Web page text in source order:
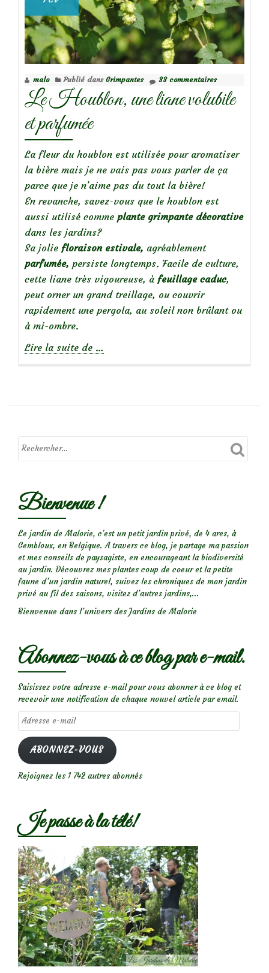
malo Publié dans Grimpantes 33 commentaires
Le Houblon, une liane volubile
et parfumée
La fleur du houblon est utilisée pour aromatiser
la bière mais je ne vais pas vous parler de ça
parce que je n’aime pas du tout la bière!
En revanche, savez-vous que le houblon est
aussi utilisé comme plante grimpante décorative
dans les jardins?
Sa jolie floraison estivale, agréablement
parfumée, persiste longtemps. Facile de culture,
cette liane très vigoureuse, à feuillage caduc,
peut orner un grand treillage, ou couvrir
rapidement une pergola, au soleil non brûlant ou
à mi-ombre.
Lire la suite de
une
volubile
…
Bienvenue !
Le jardin de Malorie, c'est un petit jardin privé, de 4 ares, à
Gembloux, en Belgique. A travers ce blog, je partage ma passion
et mes conseils de paysagiste, en encourageant la biodiversité
au jardin. Découvrez mes plantes coup de coeur et la petite
faune d’un jardin naturel, suivez les chroniques de mon jardin
privé au fil des saisons, visitez d’autres jardins,...
Bienvenue dans l’univers des Jardins de Malorie
Abonnez-vous à ce blog par e-mail.
Saisissez votre adresse e-mail pour vous abonner à ce blog et
recevoir une notification de chaque nouvel article par email.
Adresse
e-
mail
ABONNEZ-VOUS
Rejoignez les 1 742 autres abonnés
Je passe à la télé!